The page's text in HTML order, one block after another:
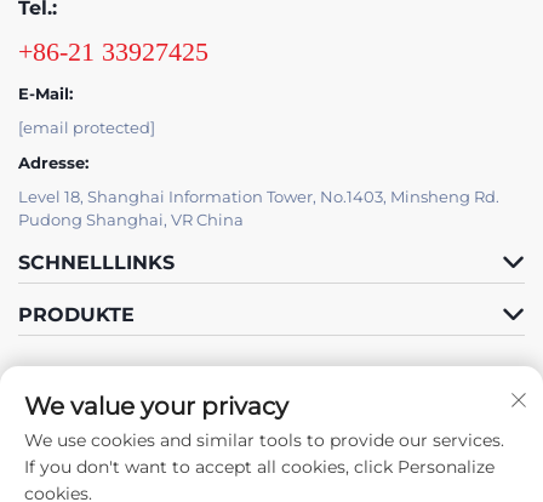
Tel.:
+86-21 33927425
E-Mail:
[email protected]
Adresse:
Level 18, Shanghai Information Tower, No.1403, Minsheng Rd.
Pudong Shanghai, VR China
SCHNELLLINKS
PRODUKTE
IT-SUPPORT VON JUTU
Folgen Sie uns
We value your privacy
We use cookies and similar tools to provide our services.
If you don't want to accept all cookies, click Personalize
cookies.